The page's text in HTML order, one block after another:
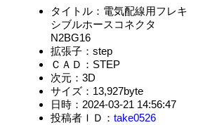
タイトル：電気配線用フレキ
シブルホースコネクタ
N2BG16
拡張子：step
ＣＡＤ：STEP
次元：3D
サイズ：13,927byte
日時：2024-03-21 14:56:47
投稿者ＩＤ： take0526